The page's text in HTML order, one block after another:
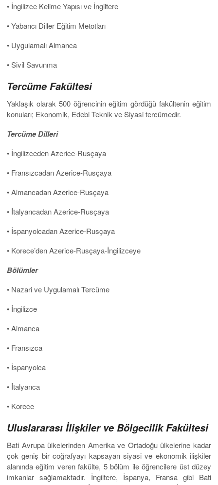
• İngilizce Kelime Yapısı ve İngiltere
• Yabancı Diller Eğitim Metotları
• Uygulamalı Almanca
• Sivil Savunma
Tercüme Fakültesi
Yaklaşık olarak 500 öğrencinin eğitim gördüğü fakültenin eğitim
konuları; Ekonomik, Edebi Teknik ve Siyasi tercümedir.
Tercüme Dilleri
• İngilizceden Azerice-Rusçaya
• Fransızcadan Azerice-Rusçaya
• Almancadan Azerice-Rusçaya
• İtalyancadan Azerice-Rusçaya
• İspanyolcadan Azerice-Rusçaya
• Korece’den Azerice-Rusçaya-İngilizceye
Bölümler
• Nazari ve Uygulamalı Tercüme
• İngilizce
• Almanca
• Fransızca
• İspanyolca
• İtalyanca
• Korece
Uluslararası İlişkiler ve Bölgecilik Fakültesi
Bati Avrupa ülkelerinden Amerika ve Ortadoğu ülkelerine kadar
çok geniş bir coğrafyayı kapsayan siyasi ve ekonomik ilişkiler
alanında eğitim veren fakülte, 5 bölüm ile öğrencilere üst düzey
imkanlar sağlamaktadır. İngiltere, İspanya, Fransa gibi Bati